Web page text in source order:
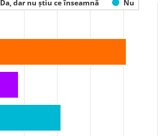
Da, dar nu știu ce înseamnă Nu